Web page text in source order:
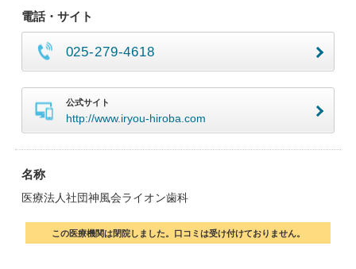
電話・サイト
025-279-4618
公式サイト
http://www.iryou-hiroba.com
名称
医療法人社団神風会ライオン歯科
この医療機関は閉院しました。口コミは受け付けておりません。